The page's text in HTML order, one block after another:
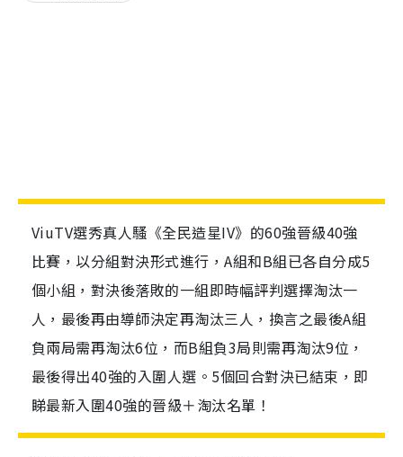
ViuTV選秀真人騷《全民造星IV》的60強晉級40強
比賽，以分組對決形式進行，A組和B組已各自分成5
個小組，對決後落敗的一組即時幅評判選擇淘汰一
人，最後再由導師決定再淘汰三人，換言之最後A組
負兩局需再淘汰6位，而B組負3局則需再淘汰9位，
最後得出40強的入圍人選。5個回合對決已結束，即
睇最新入圍40強的晉級＋淘汰名單！